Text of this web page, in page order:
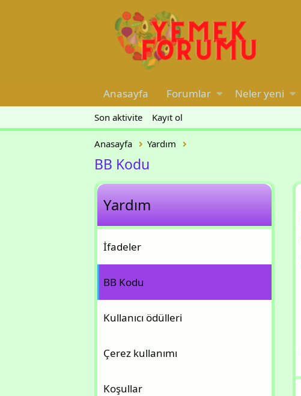
Anasayfa Forumlar Neler yeni
Son aktivite Kayıt ol
Anasayfa Yardım
BB Kodu
Yardım
İfadeler
BB Kodu
Kullanıcı ödülleri
Çerez kullanımı
Koşullar